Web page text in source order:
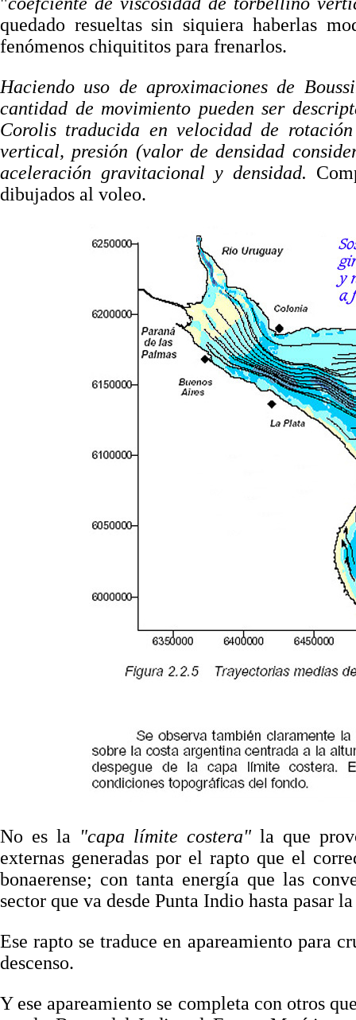
quedado resueltas sin siquiera haberlas
fenómenos chiquititos para frenarlos.
Haciendo uso de aproximaciones de
cantidad de movimiento pueden ser
Corolis traducida en velocidad de
vertical, presión (valor de densidad
aceleración gravitacional y densidad.
dibujados al voleo.
No es la "capa límite costera" la que
externas generadas por el rapto que el
bonaerense; con tanta energía que las
sector que va desde Punta Indio hasta pasar
Ese rapto se traduce en apareamiento para
descenso.
Y ese apareamiento se completa con otros